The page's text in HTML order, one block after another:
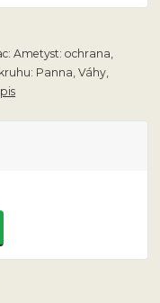
Ametyst: ochrana,
Panna, Váhy,